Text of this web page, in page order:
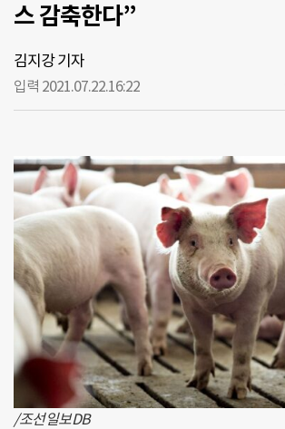
스 감축한다”
김지강 기자
입력 2021.07.22.16:22
/조선일보DB